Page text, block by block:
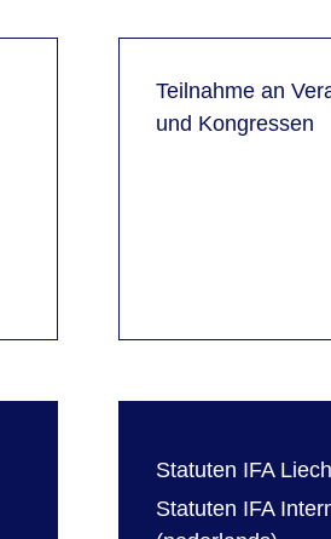
Teilnahme an
und Kongressen
Statuten IFA
Statuten IFA